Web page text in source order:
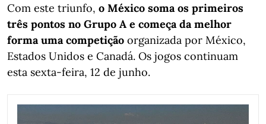
Com este triunfo, o México soma os primeiros
três pontos no Grupo A e começa da melhor
forma uma competição organizada por México,
Estados Unidos e Canadá. Os jogos continuam
esta sexta-feira, 12 de junho.